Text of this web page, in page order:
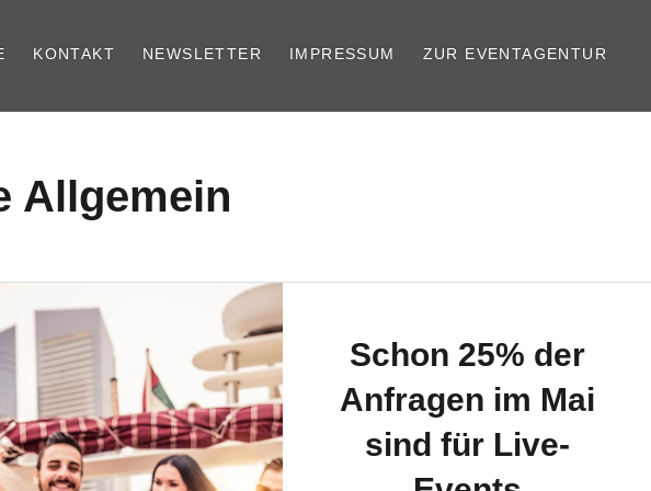
KONTAKT NEWSLETTER IMPRESSUM ZUR EVENTAGENTUR
Allgemein
Schon 25% der
Anfragen im Mai
sind für Live-